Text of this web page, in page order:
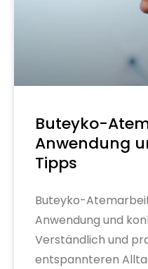
Buteyko-
Anwendung
Tipps
Buteyko-
Anwendung und
Verständlich und
entspannteren